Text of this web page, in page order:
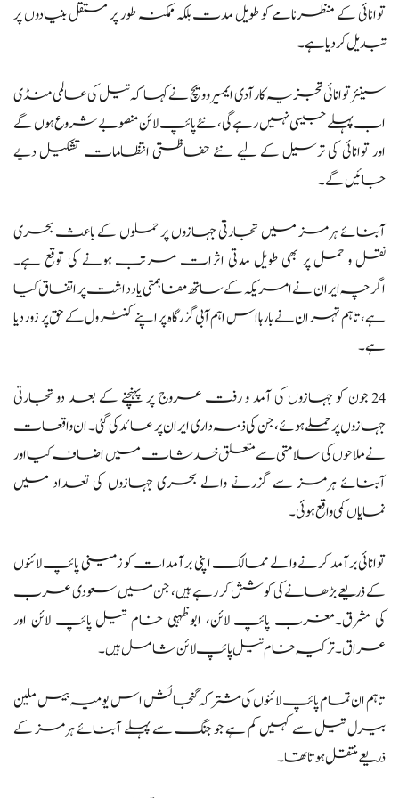
توانائی کے منظرنامے کو طویل مدت بلکہ ممکنہ طور پر مستقل بنیادوں پر
تبدیل کر دیا ہے۔
سینئر توانائی تجزیہ کار آدی ایمسیروویچ نے کہا کہ تیل کی عالمی منڈی
اب پہلے جیسی نہیں رہے گی، نئے پائپ لائن منصوبے شروع ہوں گے
اور توانائی کی ترسیل کے لیے نئے حفاظتی انتظامات تشکیل دیے
جائیں گے۔
آبنائے ہرمز میں تجارتی جہازوں پر حملوں کے باعث بحری
نقل و حمل پر بھی طویل مدتی اثرات مرتب ہونے کی توقع ہے۔
اگرچہ ایران نے امریکہ کے ساتھ مفاہمتی یادداشت پر اتفاق کیا
ہے، تاہم تہران نے بارہا اس اہم آبی گزرگاہ پر اپنے کنٹرول کے حق پر زور دیا
ہے۔
24 جون کو جہازوں کی آمد و رفت عروج پر پہنچنے کے بعد دو تجارتی
جہازوں پر حملے ہوئے، جن کی ذمہ داری ایران پر عائد کی گئی۔ ان واقعات
نے ملاحوں کی سلامتی سے متعلق خدشات میں اضافہ کیا اور
آبنائے ہرمز سے گزرنے والے بحری جہازوں کی تعداد میں
نمایاں کمی واقع ہوئی۔
توانائی برآمد کرنے والے ممالک اپنی برآمدات کو زمینی پائپ لائنوں
کے ذریعے بڑھانے کی کوشش کر رہے ہیں، جن میں سعودی عرب
کی مشرق۔مغرب پائپ لائن، ابوظہبی خام تیل پائپ لائن اور
عراق۔ترکیہ خام تیل پائپ لائن شامل ہیں۔
تاہم ان تمام پائپ لائنوں کی مشترکہ گنجائش اس یومیہ بیس ملین
بیرل تیل سے کہیں کم ہے جو جنگ سے پہلے آبنائے ہرمز کے
ذریعے منتقل ہوتا تھا۔